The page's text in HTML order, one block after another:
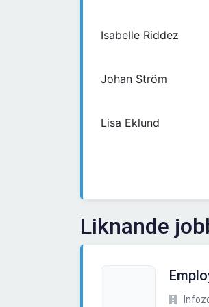
Isabelle Riddez
Johan Ström
Lisa Eklund
Liknande